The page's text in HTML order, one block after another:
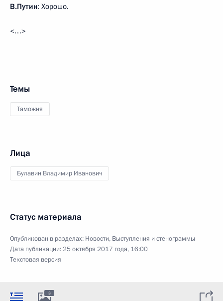
В.Путин: Хорошо.
<…>
Темы
Таможня
Лица
Булавин Владимир Иванович
Статус материала
Опубликован в разделах: Новости, Выступления и стенограммы
Дата публикации:25 октября 2017 года, 16:00
Текстовая версия
3